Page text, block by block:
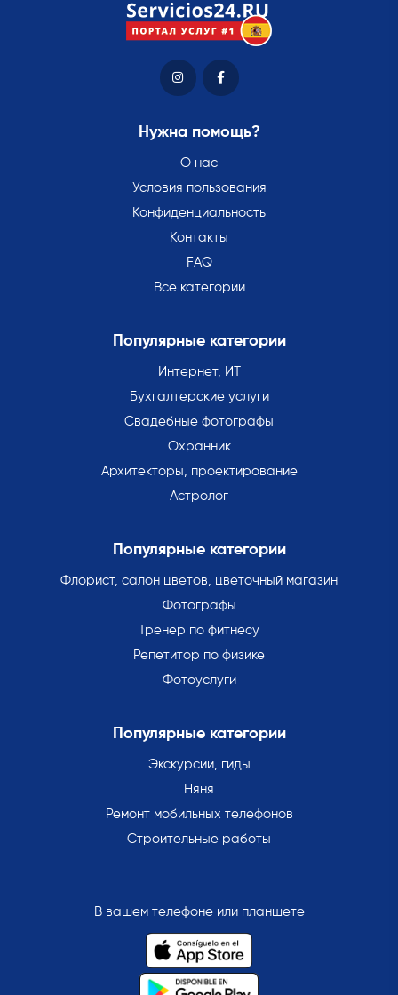
Нужна помощь?
О нас
Условия пользования
Конфиденциальность
Контакты
FAQ
Все категории
Популярные категории
Интернет, ИТ
Бухгалтерские услуги
Свадебные фотографы
Охранник
Архитекторы, проектирование
Астролог
Популярные категории
Флорист, салон цветов, цветочный магазин
Фотографы
Тренер по фитнесу
Репетитор по физике
Фотоуслуги
Популярные категории
Экскурсии, гиды
Няня
Ремонт мобильных телефонов
Строительные работы
В вашем телефоне или планшете